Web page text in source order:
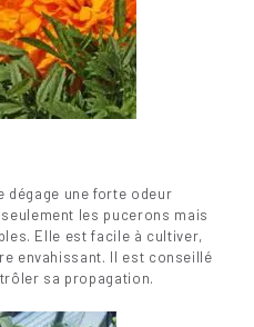
dégage une forte odeur
les pucerons mais
Elle est facile à cultiver,
envahissant. Il est conseillé
sa propagation.